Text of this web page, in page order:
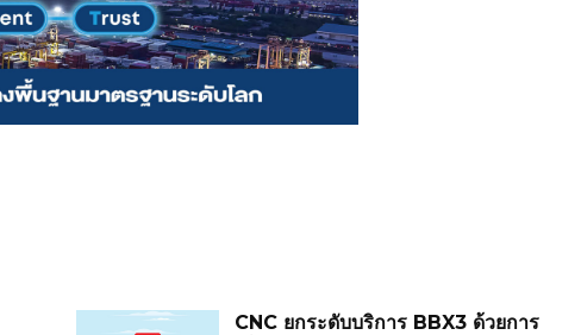
CNC ยกระดับบริการ BBX3 ด้วยการ